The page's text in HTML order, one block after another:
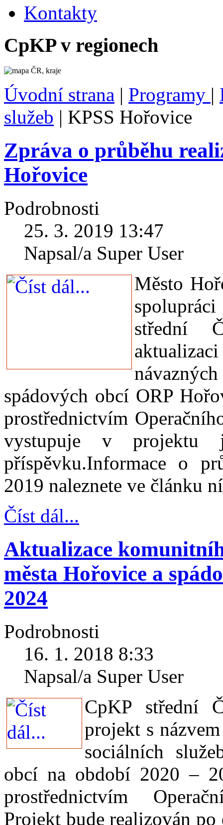
Kontakty
CpKP v regionech
Úvodní strana | Programy |
služeb | KPSS Hořovice
Zpráva o průběhu
Hořovice
Podrobnosti
25. 3. 2019 13:47
Napsal/a Super User
Město
střední
spádových obcí ORP
prostřednictvím
vystupuje v projektu
příspěvku.Informace o
2019 naleznete ve článku
Číst dál...
Aktualizace
města Hořovice a
2024
Podrobnosti
16. 1. 2018 8:33
Napsal/a Super User
CpKP střední
projekt s
sociálních
obcí na období 2020 –
prostřednictvím
Projekt bude realizován